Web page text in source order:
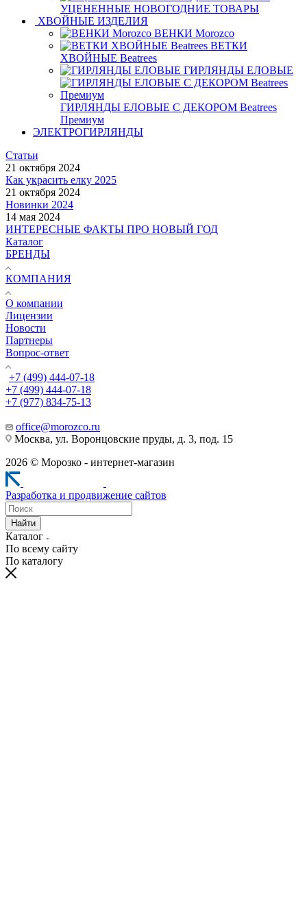
УЦЕНЕННЫЕ НОВОГОДНИЕ ТОВАРЫ
ХВОЙНЫЕ ИЗДЕЛИЯ
ВЕНКИ Morozco
ВЕТКИ
ХВОЙНЫЕ Beatrees
ГИРЛЯНДЫ ЕЛОВЫЕ
ГИРЛЯНДЫ ЕЛОВЫЕ С ДЕКОРОМ Beatrees
Премиум
ЭЛЕКТРОГИРЛЯНДЫ
Статьи
21 октября 2024
Как украсить елку 2025
21 октября 2024
Новинки 2024
14 мая 2024
ИНТЕРЕСНЫЕ ФАКТЫ ПРО НОВЫЙ ГОД
Каталог
БРЕНДЫ
КОМПАНИЯ
О компании
Лицензии
Новости
Партнеры
Вопрос-ответ
+7 (499) 444-07-18
+7 (499) 444-07-18
+7 (977) 834-75-13
office@morozco.ru
Москва, ул. Воронцовские пруды, д. 3, под. 15
2026 © Морозко - интернет-магазин
Разработка и продвижение сайтов
Найти
Каталог
По всему сайту
По каталогу